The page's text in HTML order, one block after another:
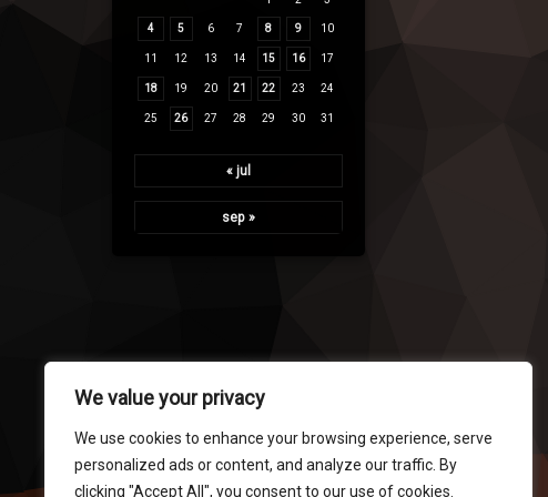
We value your privacy
We use cookies to enhance your browsing experience, serve
personalized ads or content, and analyze our traffic. By
clicking "Accept All", you consent to our use of cookies.
4 5 6 7 8 9 10
11 12 13 14 15 16 17
18 19 20 21 22 23 24
25 26 27 28 29 30 31
« jul
sep »